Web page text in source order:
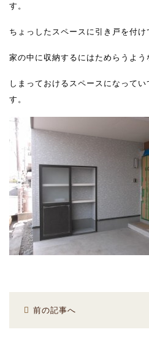
す。
ちょっしたスペースに引き戸を付け
家の中に収納するにはためらうよう
しまっておけるスペースになって
す。
前の記事へ